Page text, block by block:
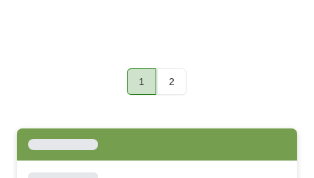
Page
1
Page
2